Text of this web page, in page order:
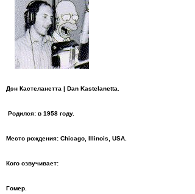
Дэн Кастеланетта | Dan Kastelanetta.
Родился: в 1958 году.
Место рождения: Chicago, Illinois, USA.
Кого озвучивает:
Гомер.